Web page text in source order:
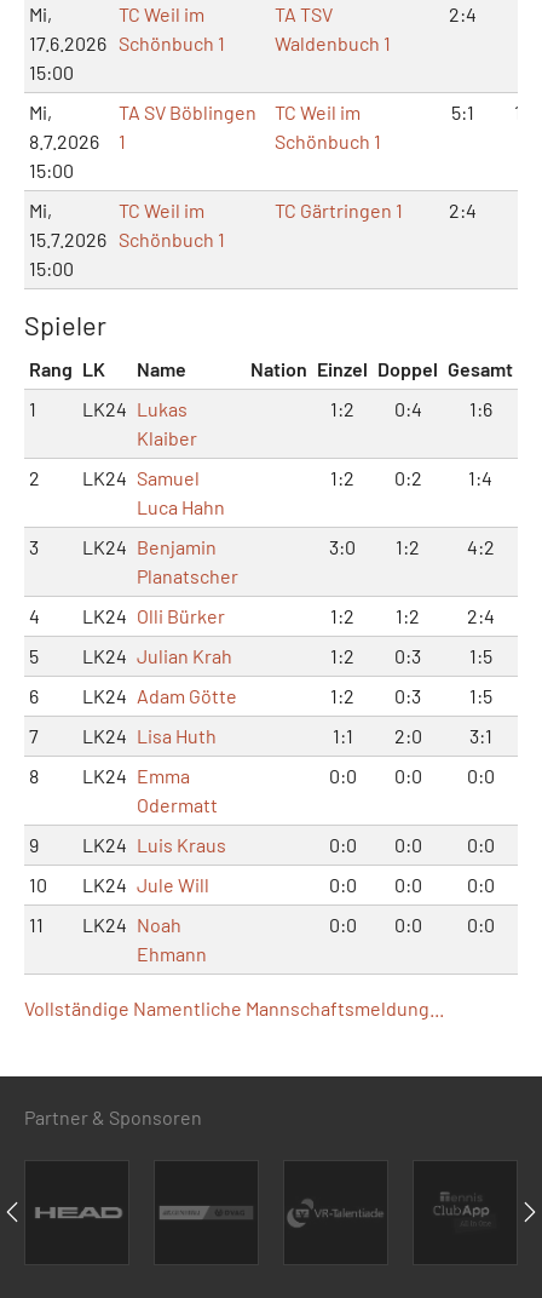
Mi,
17.6.2026
15:00
TC Weil im
Schönbuch 1
TA TSV
Waldenbuch 1
2:4
Mi,
8.7.2026
15:00
TA SV Böblingen
1
TC Weil im
Schönbuch 1
5:1
Mi,
15.7.2026
15:00
TC Weil im
Schönbuch 1
TC Gärtringen 1 2:4
Spieler
Rang LK Name Nation Einzel Doppel Gesamt
1
LK24 Lukas
Klaiber
1:2 0:4 1:6
2 LK24 Samuel
Luca Hahn
1:2 0:2 1:4
3 LK24 Benjamin
Planatscher
3:0 1:2 4:2
4 LK24 Olli Bürker 1:2 1:2
2:4
5
LK24 Julian Krah 1:2 0:3
1:5
6
LK24 Adam Götte 1:2 0:3
1:5
7
LK24 Lisa Huth 1:1 2:0
3:1
8
LK24 Emma
Odermatt
0:0 0:0 0:0
9 LK24 Luis Kraus 0:0 0:0
0:0
10
LK24 Jule Will 0:0 0:0
0:0
11
LK24 Noah
Ehmann
0:0 0:0 0:0
Vollständige Namentliche Mannschaftsmeldung...
Partner & Sponsoren